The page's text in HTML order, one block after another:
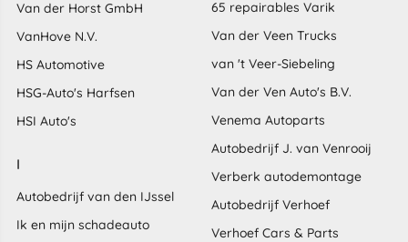
Van der Horst GmbH
VanHove N.V.
HS Automotive
HSG-Auto's Harfsen
HSI Auto's
I
Autobedrijf van den IJssel
Ik en mijn schadeauto
65 repairables Varik
Van der Veen Trucks
van 't Veer-Siebeling
Van der Ven Auto's B.V.
Venema Autoparts
Autobedrijf J. van Venrooij
Verberk autodemontage
Autobedrijf Verhoef
Verhoef Cars & Parts